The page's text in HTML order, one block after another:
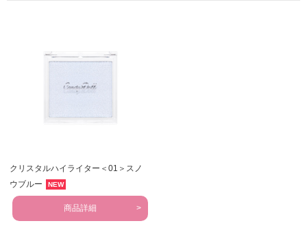
クリスタルハイライター＜01＞スノ
ウブルー
NEW
商品詳細